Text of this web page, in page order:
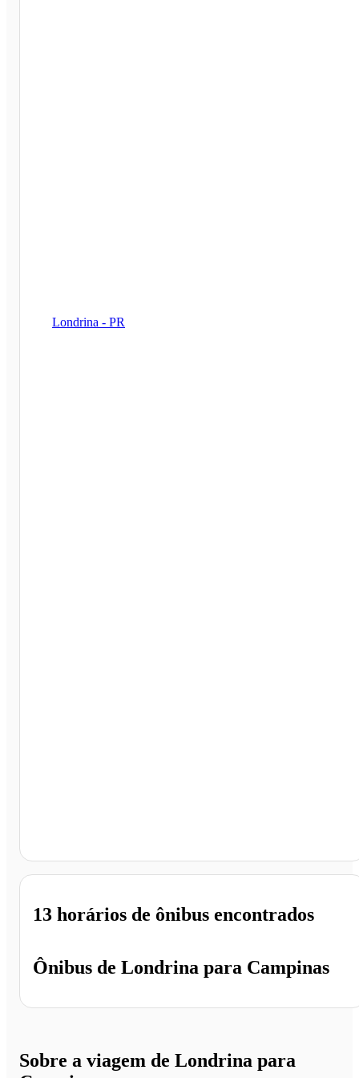
Londrina - PR
Ônibus de Londrina para Campinas
13 horários de ônibus encontrados
Sobre a viagem de Londrina para